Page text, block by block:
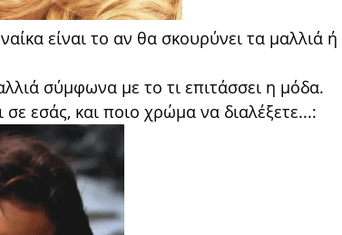
είναι το αν θα σκουρύνει τα μαλλιά ή
σύμφωνα με το τι επιτάσσει η μόδα.
σε εσάς, και ποιο χρώμα να διαλέξετε...: